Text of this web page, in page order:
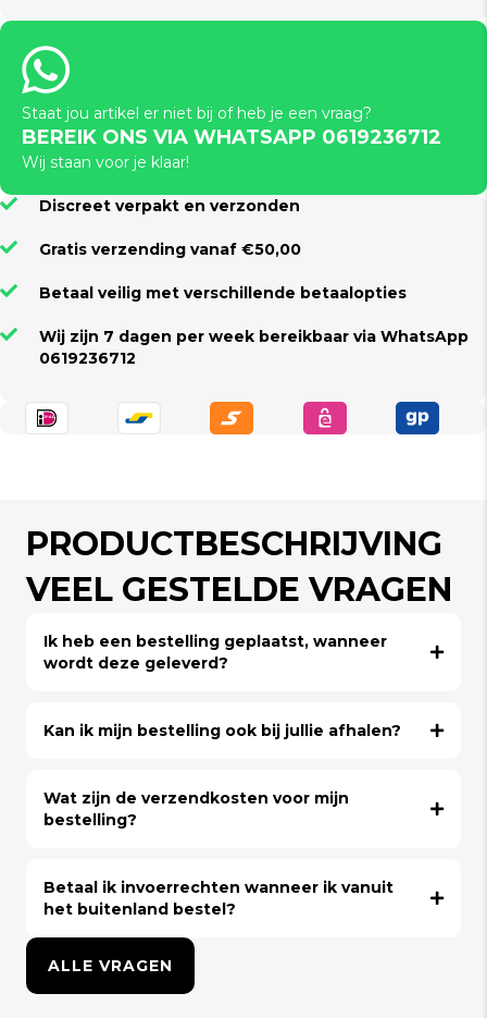
Staat jou artikel er niet bij of heb je een vraag?
BEREIK ONS VIA WHATSAPP 0619236712
Wij staan voor je klaar!
Discreet verpakt en verzonden
Gratis verzending vanaf €50,00
Betaal veilig met verschillende betaalopties
Wij zijn 7 dagen per week bereikbaar via WhatsApp
0619236712
PRODUCTBESCHRIJVING
VEEL GESTELDE VRAGEN
Ik heb een bestelling geplaatst, wanneer
wordt deze geleverd?
Kan ik mijn bestelling ook bij jullie afhalen?
Wat zijn de verzendkosten voor mijn
bestelling?
Betaal ik invoerrechten wanneer ik vanuit
het buitenland bestel?
ALLE VRAGEN